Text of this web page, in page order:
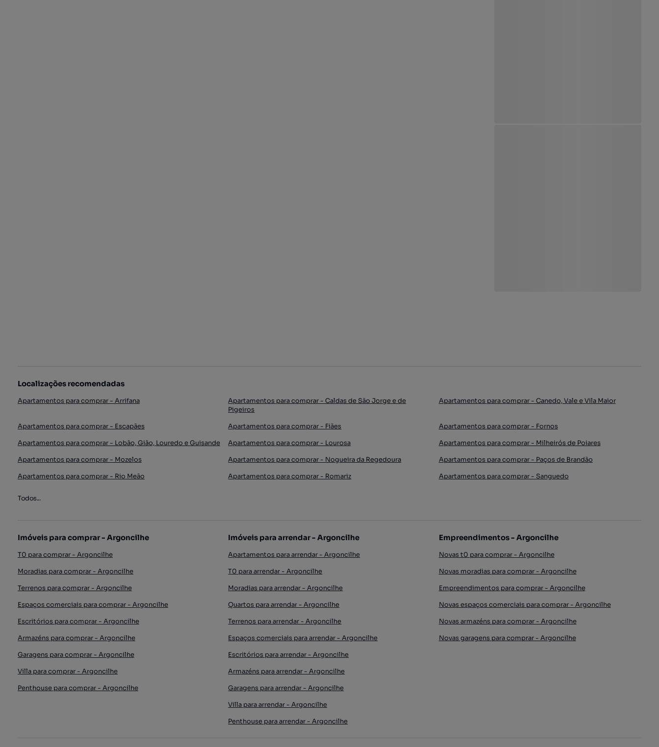
Localizações recomendadas
Apartamentos para comprar - Arrifana
Apartamentos para comprar - Caldas de São Jorge e de
Pigeiros
Apartamentos para comprar - Canedo, Vale e Vila Maior
Apartamentos para comprar - Escapães Apartamentos para comprar - Fiães
Apartamentos para comprar - Fornos
Apartamentos para comprar - Lobão, Gião, Louredo e Guisande
Apartamentos para comprar - Lourosa
Apartamentos para comprar - Milheirós de Poiares
Apartamentos para comprar - Mozelos
Apartamentos para comprar - Nogueira da Regedoura
Apartamentos para comprar - Paços de Brandão
Apartamentos para comprar - Rio Meão
Apartamentos para comprar - Romariz Apartamentos para comprar - Sanguedo
Todos...
Imóveis para comprar - Argoncilhe
T0 para comprar - Argoncilhe
Moradias para comprar - Argoncilhe
Terrenos para comprar - Argoncilhe
Espaços comerciais para comprar - Argoncilhe
Escritórios para comprar - Argoncilhe
Armazéns para comprar - Argoncilhe
Garagens para comprar - Argoncilhe
Villa para comprar - Argoncilhe
Penthouse para comprar - Argoncilhe
Imóveis para arrendar - Argoncilhe
Apartamentos para arrendar - Argoncilhe
T0 para arrendar - Argoncilhe
Moradias para arrendar - Argoncilhe
Quartos para arrendar - Argoncilhe
Terrenos para arrendar - Argoncilhe
Espaços comerciais para arrendar - Argoncilhe
Escritórios para arrendar - Argoncilhe
Armazéns para arrendar - Argoncilhe
Garagens para arrendar - Argoncilhe
Villa para arrendar - Argoncilhe
Penthouse para arrendar - Argoncilhe
Empreendimentos - Argoncilhe
Novas t0 para comprar - Argoncilhe
Novas moradias para comprar - Argoncilhe
Empreendimentos para comprar - Argoncilhe
Novas espaços comerciais para comprar - Argoncilhe
Novas armazéns para comprar - Argoncilhe
Novas garagens para comprar - Argoncilhe